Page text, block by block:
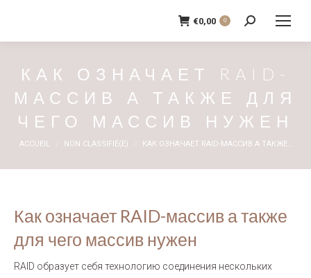
€0,00 0
Recherche
:
КАК ОЗНАЧАЕТ RAID-
МАССИВ А ТАКЖЕ ДЛЯ
ЧЕГО МАССИВ НУЖЕН
Vous êtes ici :
ACCUEIL NON CLASSIFIÉ(E) КАК ОЗНАЧАЕТ RAID-МАССИВ А ТАКЖЕ…
Как означает RAID-массив а также
для чего массив нужен
RAID образует себя технологию соединения нескольких